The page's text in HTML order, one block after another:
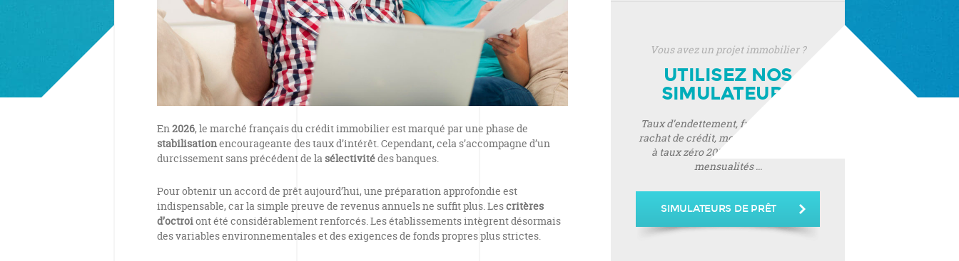
En2026, le marché français du crédit immobilier est marqué par une phase de
stabilisationencourageante des taux d’intérêt. Cependant, cela s’accompagne d’un
durcissement sans précédent de la sélectivitédes banques.
Pour obtenir un accord de prêt aujourd’hui, une préparation approfondie est
indispensable, car la simple preuve de revenus annuels ne suffit plus. Lescritères
d’octroiont été considérablement renforcés. Les établissements intègrent désormais
des variables environnementales et des exigences de fonds propres plus strictes.
Vous avez un projet immobilier ?
UTILISEZ NOS
SIMULATEURS
Taux d’endettement, frais de notaire,
rachat de crédit, montant de prêt, prêt
à taux zéro 2019, montant de vos
mensualités ...
SIMULATEURS DE PRÊT